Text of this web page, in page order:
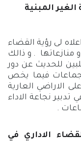
المبنية
لى رؤية القضاء
منازعاتها . و ذالك
للحديث عن دور
فيما يخص
الاراضي العارية
تدبير نجاعة الاداء
.
الاداري في